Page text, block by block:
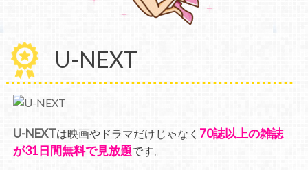
U-NEXT
U-NEXTは映画やドラマだけじゃなく 70誌以上の雑誌
が31日間無料で見放題です。